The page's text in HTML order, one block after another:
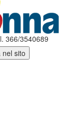
366/3540689